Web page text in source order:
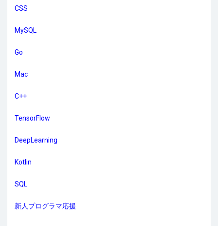
CSS
MySQL
Go
Mac
C++
TensorFlow
DeepLearning
Kotlin
SQL
新人プログラマ応援